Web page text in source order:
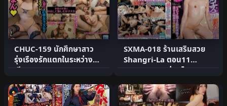
CHUC-159 นักศึกษาสาว
รุ่งเรืองรักแตกในระหว่าง
เรียน
SXMA-018 ร้านเสริมสวย
Shangri-La ตอน11
Nanako สาวอ่อนไหว